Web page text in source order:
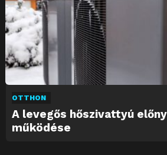
OTTHON
A levegős hőszivattyú
működése